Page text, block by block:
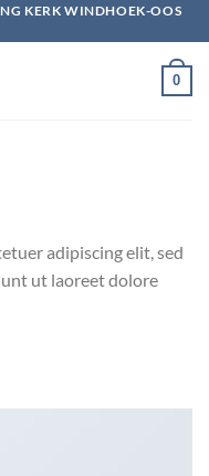
KERK WINDHOEK-OOS
0
adipiscing elit, sed
ut laoreet dolore